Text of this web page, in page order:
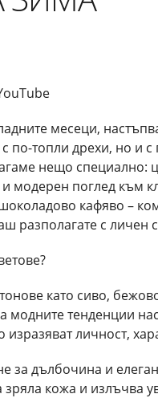
месеци,
по-топли дрехи, но и
нещо специално:
модерен поглед към
кафяво –
разполагате с личен
като сиво,
модните тенденции
изразяват личност,
за дълбочина и
кожа и излъчва